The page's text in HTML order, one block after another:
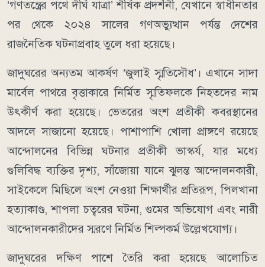
‘গণতন্ত্রের পথে দীর্ঘ যাত্রা’ শীর্ষক প্রদর্শনী, যেখানে স্বাধীনতার
পর থেকে ২০২৪ সালের গণঅভ্যুত্থান পর্যন্ত দেশের
রাজনৈতিক ঘটনাপ্রবাহ তুলে ধরা হয়েছে।
জাদুঘরের অন্যতম আকর্ষণ ‘জুলাই স্মৃতিসৌধ’। এখানে সাদা
মার্বেল পাথরে বৃত্তাকারে নির্মিত স্মৃতিফলকে নিহতদের নাম
উৎকীর্ণ করা হয়েছে। ভেতরের অংশ প্রতীকী কবরস্থানের
আদলে সাজানো হয়েছে। পাশাপাশি খোলা প্রাঙ্গণে রয়েছে
আন্দোলনের বিভিন্ন ঘটনার প্রতীকী ভাস্কর্য, যার মধ্যে
গুলিবিদ্ধ ব্যক্তির দৃশ্য, সাঁজোয়া যানে ঝুলন্ত আন্দোলনকারী,
সাইকেলে মিছিলে অংশ নেওয়া শিক্ষার্থীর প্রতিরূপ, পিলখানা
হত্যাকাণ্ড, শাপলা চত্বরের ঘটনা, গুমের অভিযোগ এবং নারী
আন্দোলনকারীদের স্মরণে নির্মিত শিল্পকর্ম উল্লেখযোগ্য।
জাদুঘরের দক্ষিণ পাশে তৈরি করা হয়েছে আলোচিত